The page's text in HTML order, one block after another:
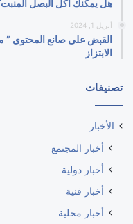
هل يمكنك أكل البصل
أبريل 1, 2024
القبض على صانع المحتوى ”
الابتزاز
تصنيفات
الأخبار
أخبار المجتمع
أخبار دولية
أخبار فنية
أخبار محلية